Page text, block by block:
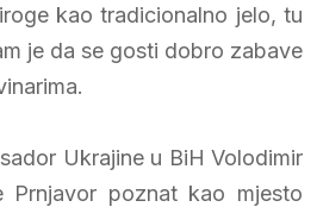
kao tradicionalno jelo, tu
je da se gosti dobro zabave
Ukrajine u BiH Volodimir
Prnjavor poznat kao mjesto